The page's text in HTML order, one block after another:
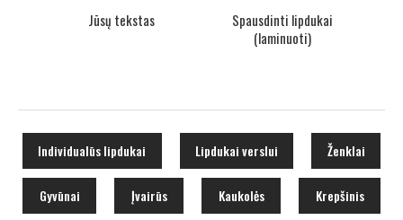
Jūsų tekstas
Spausdinti lipdukai
(laminuoti)
Individualūs lipdukai Lipdukai verslui Ženklai
Gyvūnai Įvairūs Kaukolės Krepšinis